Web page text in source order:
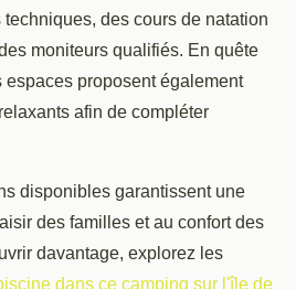
des cours de natation
moniteurs qualifiés. En quête
proposent également
afin de compléter
disponibles garantissent une
des familles et au confort des
davantage, explorez les
dans ce camping sur l'île de